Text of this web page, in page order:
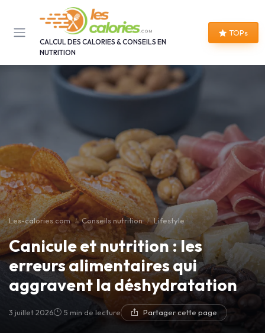
CALCUL DES CALORIES & CONSEILS EN
NUTRITION
TOPs
Les-calories.com Conseils nutrition Lifestyle
Canicule et nutrition : les
erreurs alimentaires qui
aggravent la déshydratation
3 juillet 2026 5 min de lecture Partager cette page
Panneau de gestion des cookies